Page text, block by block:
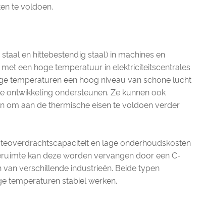
te voldoen.
en hittebestendig staal) in machines en
een hoge temperatuur in elektriciteitscentrales
temperaturen een hoog niveau van schone lucht
ondersteunen. Ze kunnen ook
aan de thermische eisen te voldoen verder
en lage onderhoudskosten
kan deze worden vervangen door een C-
verschillende industrieën. Beide typen
temperaturen stabiel werken.